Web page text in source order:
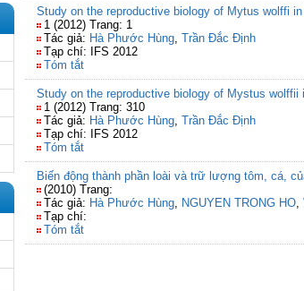
Study on the reproductive biology of Mytus wolffi
1 (2012) Trang: 1
Tác giả: Hà Phước Hùng, Trần Đắc Định
Tạp chí: IFS 2012
Tóm tắt
Study on the reproductive biology of Mystus wolffii
1 (2012) Trang: 310
Tác giả: Hà Phước Hùng, Trần Đắc Định
Tạp chí: IFS 2012
Tóm tắt
Biến động thành phần loài và trữ lượng tôm, cá,
(2010) Trang:
Tác giả: Hà Phước Hùng, NGUYEN TRONG HO,
Tạp chí:
Tóm tắt